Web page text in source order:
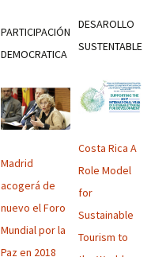
PARTICIPACIÓN
DEMOCRATICA
Madrid
acogerá de
nuevo el Foro
Mundial por la
Paz en 2018
DESAROLLO
SUSTENTABLE
Costa Rica A
Role Model
for
Sustainable
Tourism to